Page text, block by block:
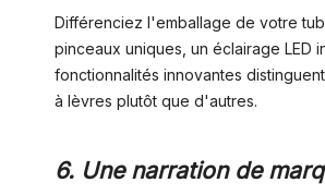
Différenciez l'emballage de votre
pinceaux uniques, un éclairage LED
fonctionnalités innovantes
à lèvres plutôt que d'autres.
6. Une narration de